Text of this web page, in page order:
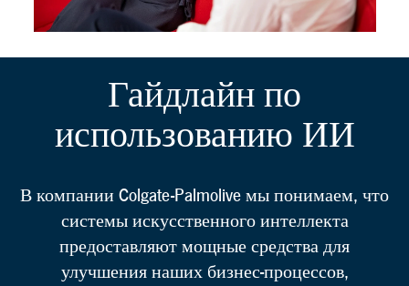
Гайдлайн по
использованию ИИ
В компании Colgate-Palmolive мы понимаем, что
системы искусственного интеллекта
предоставляют мощные средства для
улучшения наших бизнес-процессов,